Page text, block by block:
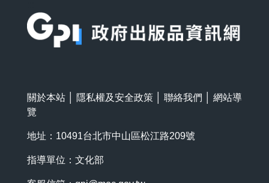
關於本站 隱私權及安全政策 聯絡我們
網站導
覽
地址：10491台北市中山區松江路209號
指導單位：文化部